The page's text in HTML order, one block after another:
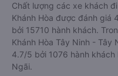
Chất lượng các xe khách
Khánh Hòa được đánh giá
bởi 15710 hành khách.
Khánh Hòa Tây Ninh -
4.7/5 bởi 1076 hành
Ngãi.